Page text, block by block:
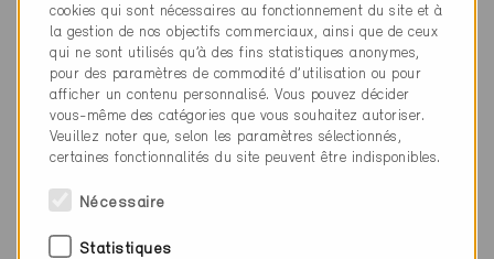
Commerce
BE-068-ECO, ... (4)
cookies qui sont nécessaires au fonctionnement du site et à
la gestion de nos objectifs commerciaux, ainsi que de ceux
qui ne sont utilisés qu’à des fins statistiques anonymes,
pour des paramètres de commodité d’utilisation ou pour
afficher un contenu personnalisé. Vous pouvez décider
vous-même des catégories que vous souhaitez autoriser.
Veuillez noter que, selon les paramètres sélectionnés,
certaines fonctionnalités du site peuvent être indisponibles.
Nécessaire
Statistiques